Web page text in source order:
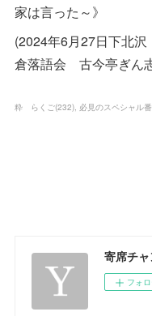
家は言った～》
(2024年6月27日下北
倉落語会 古今亭ぎん
粋 らくご(232) 必見のスペシャル番
寄席チ
フォ